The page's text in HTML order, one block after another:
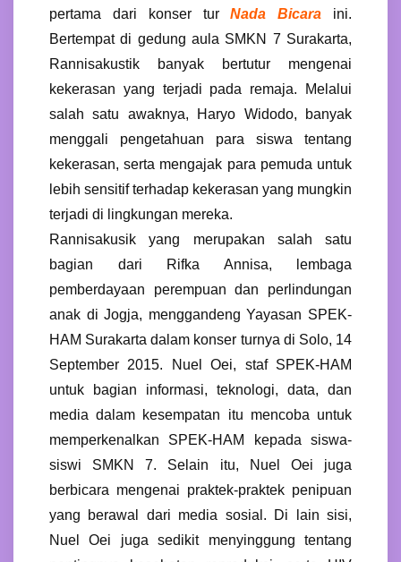
pertama dari konser turNada Bicara ini.
Bertempat di gedung aula SMKN 7 Surakarta,
Rannisakustik banyak bertutur mengenai
kekerasan yang terjadi pada remaja. Melalui
salah satu awaknya, Haryo Widodo, banyak
menggali pengetahuan para siswa tentang
kekerasan, serta mengajak para pemuda untuk
lebih sensitif terhadap kekerasan yang mungkin
terjadi di lingkungan mereka.
Rannisakusik yang merupakan salah satu
bagian dari Rifka Annisa, lembaga
pemberdayaan perempuan dan perlindungan
anak di Jogja, menggandeng Yayasan SPEK-
HAM Surakarta dalam konser turnya di Solo, 14
September 2015. Nuel Oei, staf SPEK-HAM
untuk bagian informasi, teknologi, data, dan
media dalam kesempatan itu mencoba untuk
memperkenalkan SPEK-HAM kepada siswa-
siswi SMKN 7. Selain itu, Nuel Oei juga
berbicara mengenai praktek-praktek penipuan
yang berawal dari media sosial. Di lain sisi,
Nuel Oei juga sedikit menyinggung tentang